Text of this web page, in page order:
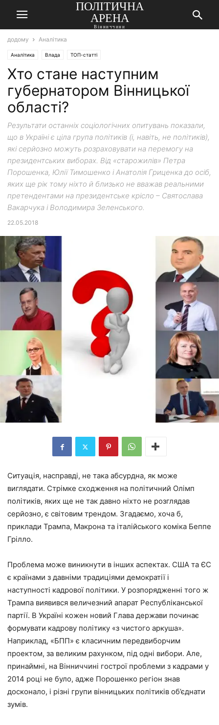
ПОЛІТИЧНА
АРЕНА
Вінниччини
додому Аналітика
Аналітика Влада ТОП-статті
Хто стане наступним
губернатором Вінницької
області?
Результати останніх соціологічних опитувань показали,
що в Україні є ціла група політиків (і, навіть, не політиків),
які серйозно можуть розраховувати на перемогу на
президентських виборах. Від «старожилів» Петра
Порошенка, Юлії Тимошенко і Анатолія Гриценка до осіб,
яких ще рік тому ніхто й близько не вважав реальними
претендентами на президентське крісло – Святослава
Вакарчука і Володимира Зеленського.
22.05.2018
Ситуація, насправді, не така абсурдна, як може
виглядати. Стрімке сходження на політичний Олімп
політиків, яких ще не так давно ніхто не розглядав
серйозно, є світовим трендом. Згадаємо, хоча б,
приклади Трампа, Макрона та італійського коміка Беппе
Грілло.
Проблема може виникнути в інших аспектах. США та ЄС
є країнами з давніми традиціями демократії і
наступності кадрової політики. У розпорядженні того ж
Трампа виявився величезний апарат Республіканської
партії. В Україні кожен новий Глава держави починає
формувати кадрову політику «з чистого аркуша».
Наприклад, «БПП» є класичним передвиборчим
проектом, за великим рахунком, під одні вибори. Але,
принаймні, на Вінниччині гострої проблеми з кадрами у
2014 році не було, адже Порошенко регіон знав
досконало, і різні групи вінницьких політиків об’єднати
зумів.